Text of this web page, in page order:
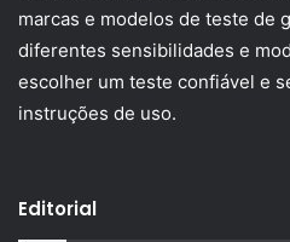
marcas e modelos de teste de
diferentes sensibilidades e
escolher um teste confiável e
instruções de uso.
Editorial